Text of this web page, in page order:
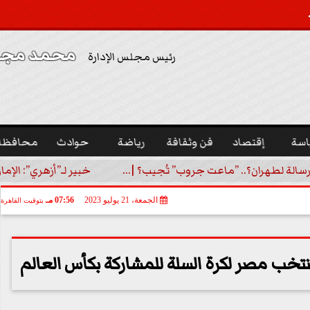
رئيس مجلس الإدارة محمد
إقتصاد فن وثقافة رياضة حوادث
لطهران؟.. ”ماعت جروب” تُجيب؟ |... خبير لـ”أزهري”:
الجمعة، 21 يوليو 2023 07:56 مـ بتوقيت القاهرة
مصر لكرة السلة للمشاركة بكأس العالم